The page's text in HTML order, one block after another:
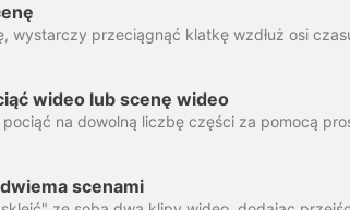
wideo lub scenę wideo
scenami